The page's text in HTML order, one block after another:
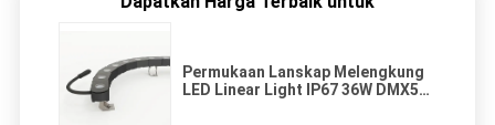
Permukaan Lanskap Melengkung
LED Linear Light IP67 36W DMX512